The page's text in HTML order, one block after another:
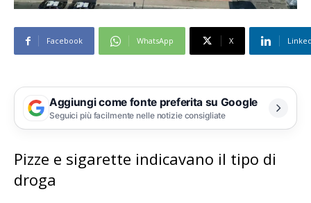
Facebook WhatsApp X
Aggiungi come fonte preferita su Google
Seguici più facilmente nelle notizie consigliate
Pizze e sigarette indicavano il tipo di
droga